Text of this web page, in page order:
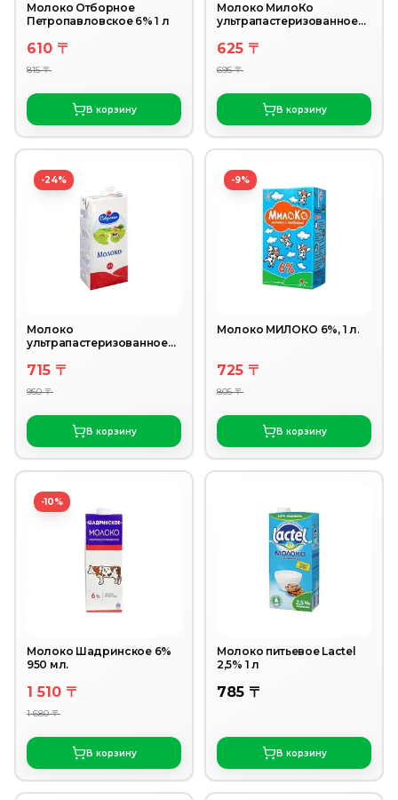
Молоко Отборное
Петропавловское 6% 1 л
610 〒
815 〒
В корзину
Молоко МилоКо
ультрапастеризованное
625 〒
695 〒
В корзину
-24%
Молоко
ультрапастеризованное
715 〒
950 〒
В корзину
-9%
Молоко МИЛОКО 6%, 1 л.
725 〒
805 〒
В корзину
-10%
Молоко Шадринское 6%
950 мл.
1 510 〒
1 680 〒
В корзину
Молоко питьевое Lactel
2,5% 1 л
785 〒
В корзину